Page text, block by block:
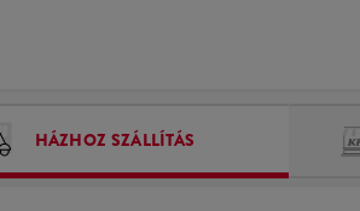
HÁZHOZ SZÁLLÍTÁS